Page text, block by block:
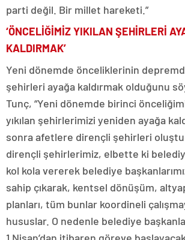
parti değil. Bir millet hareketi.”
‘ÖNCELİĞİMİZ YIKILAN ŞEHİRLERİ
KALDIRMAK’
Yeni dönemde önceliklerinin
şehirleri ayağa kaldırmak olduğunu
Tunç, “Yeni dönemde birinci
yıkılan şehirlerimizi yeniden ayağa
sonra afetlere dirençli şehirleri
dirençli şehirlerimiz, elbette ki
kol kola vererek belediye
sahip çıkarak, kentsel dönüşüm,
planları, tüm bunlar koordineli
hususlar. O nedenle belediye
1 Nisan’dan itibaren göreve